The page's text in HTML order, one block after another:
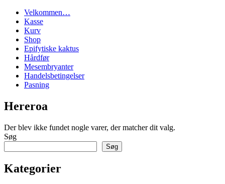
Velkommen…
Kasse
Kurv
Shop
Epifytiske kaktus
Hårdfør
Mesembryanter
Handelsbetingelser
Pasning
Hereroa
Der blev ikke fundet nogle varer, der matcher dit valg.
Søg
Søg
Kategorier